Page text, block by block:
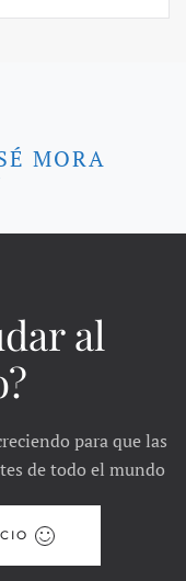
MORA
al
para que las
de todo el mundo